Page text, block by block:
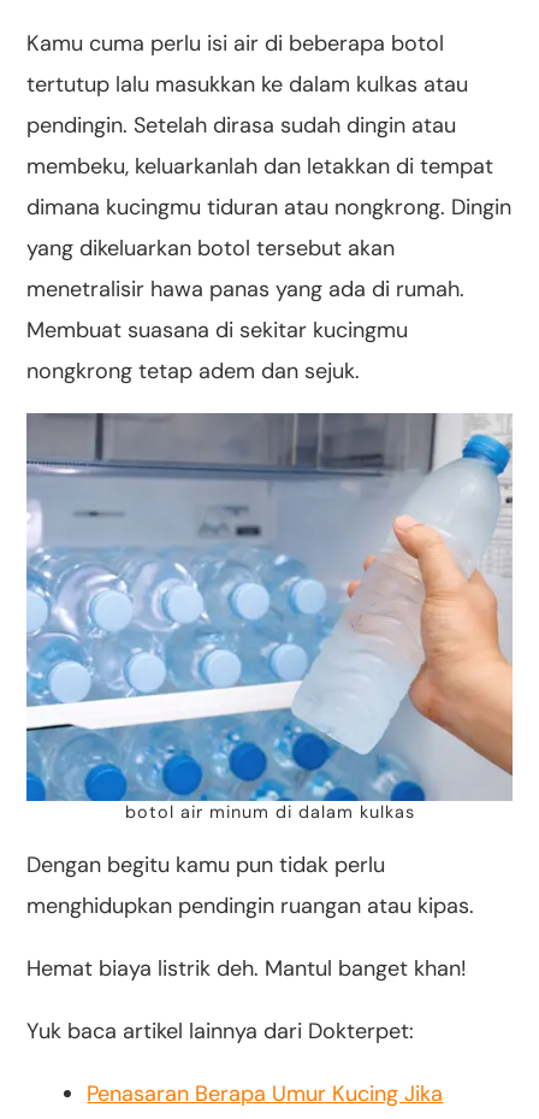
Kamu cuma perlu isi air di beberapa botol
tertutup lalu masukkan ke dalam kulkas atau
pendingin. Setelah dirasa sudah dingin atau
membeku, keluarkanlah dan letakkan di tempat
dimana kucingmu tiduran atau nongkrong. Dingin
yang dikeluarkan botol tersebut akan
menetralisir hawa panas yang ada di rumah.
Membuat suasana di sekitar kucingmu
nongkrong tetap adem dan sejuk.
botol air minum di dalam kulkas
Dengan begitu kamu pun tidak perlu
menghidupkan pendingin ruangan atau kipas.
Hemat biaya listrik deh. Mantul banget khan!
Yuk baca artikel lainnya dari Dokterpet:
Penasaran Berapa Umur Kucing Jika